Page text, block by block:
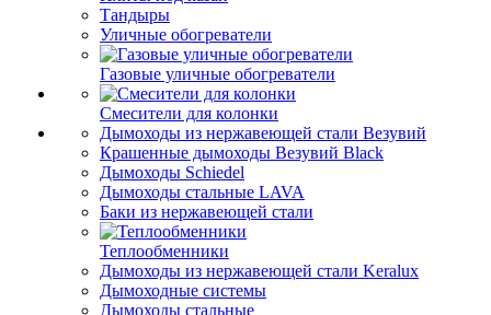
Тандыры
Уличные обогреватели
Газовые уличные обогреватели
Смесители для колонки
Дымоходы из нержавеющей стали Везувий
Крашенные дымоходы Везувий Black
Дымоходы Schiedel
Дымоходы стальные LAVA
Баки из нержавеющей стали
Теплообменники
Дымоходы из нержавеющей стали Keralux
Дымоходные системы
Дымоходы стальные